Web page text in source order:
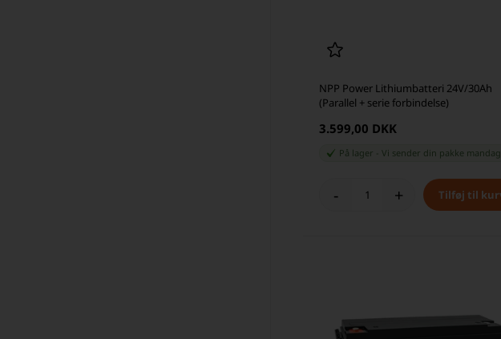
NPP Power Lithiumbatteri 24V/30Ah
(Parallel + serie forbindelse)
3.599,00 DKK
På lager -Vi sender din pakke mandag
- +